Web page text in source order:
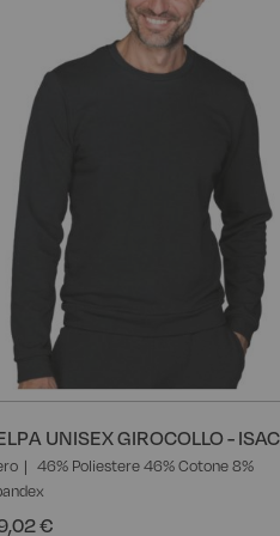
UNISEX GIROCOLLO -
46% Poliestere 46% Cotone 8%
€